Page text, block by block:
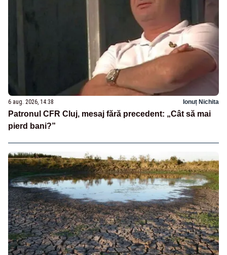
6 aug. 2026, 14:38 Ionuț Nichita
Patronul CFR Cluj, mesaj fără precedent: „Cât să mai
pierd bani?”